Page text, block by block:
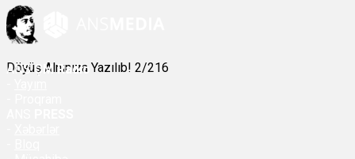
Döyüş Alnınıza Yazılıb! 2/216
ANSÇM Radio